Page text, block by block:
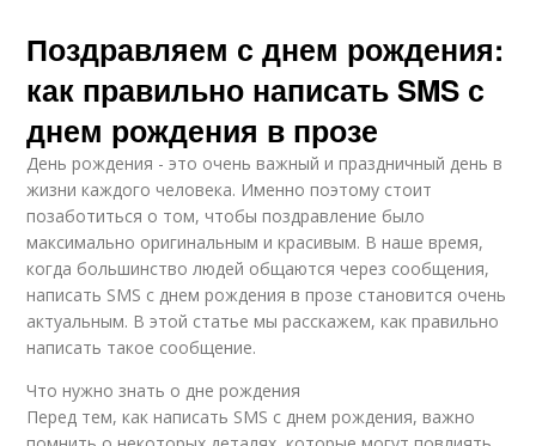
Поздравляем с днем рождения:
как правильно написать SMS с
днем рождения в прозе
День рождения - это очень важный и праздничный день в
жизни каждого человека. Именно поэтому стоит
позаботиться о том, чтобы поздравление было
максимально оригинальным и красивым. В наше время,
когда большинство людей общаются через сообщения,
написать SMS с днем рождения в прозе становится очень
актуальным. В этой статье мы расскажем, как правильно
написать такое сообщение.
Что нужно знать о дне рождения
Перед тем, как написать SMS с днем рождения, важно